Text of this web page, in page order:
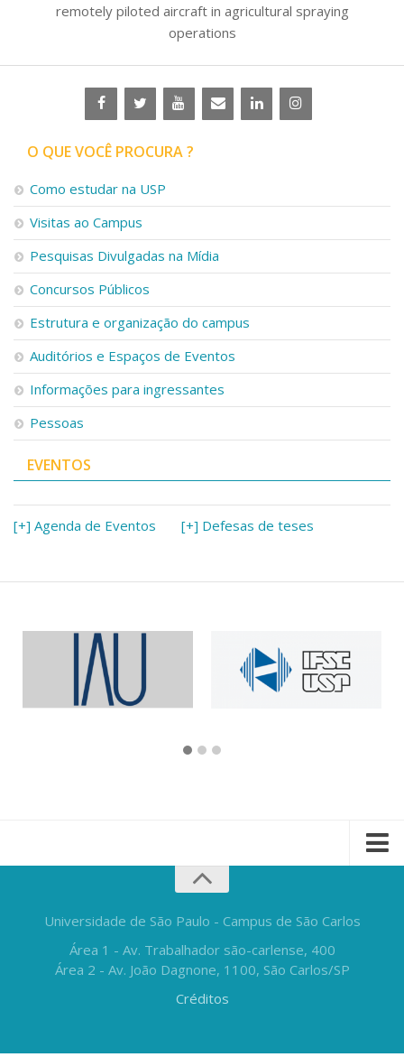
remotely piloted aircraft in agricultural spraying
operations
O QUE VOCÊ PROCURA ?
Como estudar na USP
Visitas ao Campus
Pesquisas Divulgadas na Mídia
Concursos Públicos
Estrutura e organização do campus
Auditórios e Espaços de Eventos
Informações para ingressantes
Pessoas
EVENTOS
[+] Agenda de Eventos [+] Defesas de teses
Universidade de São Paulo - Campus de São Carlos
Área 1 - Av. Trabalhador são-carlense, 400
Área 2 - Av. João Dagnone, 1100, São Carlos/SP
Créditos